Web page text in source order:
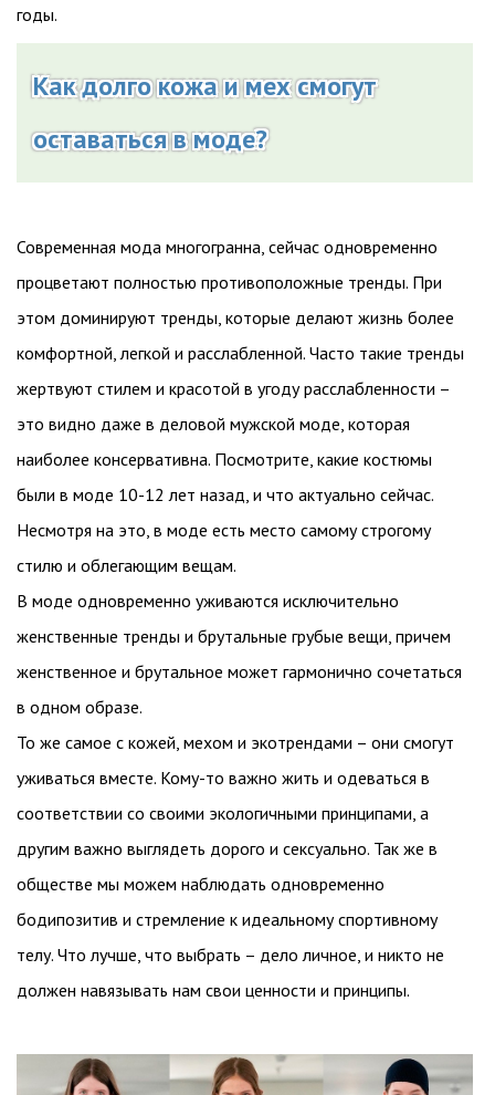
годы.
Как долго кожа и мех смогут
оставаться в моде?
Современная мода многогранна, сейчас одновременно
процветают полностью противоположные тренды. При
этом доминируют тренды, которые делают жизнь более
комфортной, легкой и расслабленной. Часто такие тренды
жертвуют стилем и красотой в угоду расслабленности –
это видно даже в деловой мужской моде, которая
наиболее консервативна. Посмотрите, какие костюмы
были в моде 10-12 лет назад, и что актуально сейчас.
Несмотря на это, в моде есть место самому строгому
стилю и облегающим вещам.
В моде одновременно уживаются исключительно
женственные тренды и брутальные грубые вещи, причем
женственное и брутальное может гармонично сочетаться
в одном образе.
То же самое с кожей, мехом и экотрендами – они смогут
уживаться вместе. Кому-то важно жить и одеваться в
соответствии со своими экологичными принципами, а
другим важно выглядеть дорого и сексуально. Так же в
обществе мы можем наблюдать одновременно
бодипозитив и стремление к идеальному спортивному
телу. Что лучше, что выбрать – дело личное, и никто не
должен навязывать нам свои ценности и принципы.